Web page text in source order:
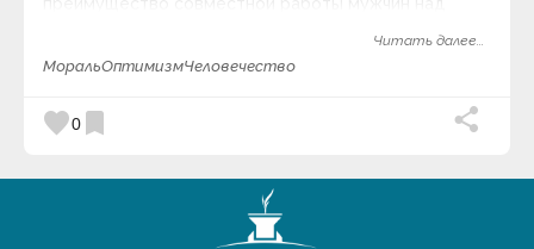
Александр Григорьевич Асмолов
Александр Иванович Волошин
Александр Лосев
Александр Марков
Александра Коллонтай
Читать далее...
МоральОптимизмЧеловечество
favorite0 bookmark
59 : 00
Красивая фортепианная музыка ~ Расслабляющая